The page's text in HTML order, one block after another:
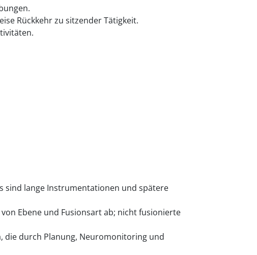
Rückkehr zu sitzender Tätigkeit.
sind lange Instrumentationen und spätere
Ebene und Fusionsart ab; nicht fusionierte
die durch Planung, Neuromonitoring und